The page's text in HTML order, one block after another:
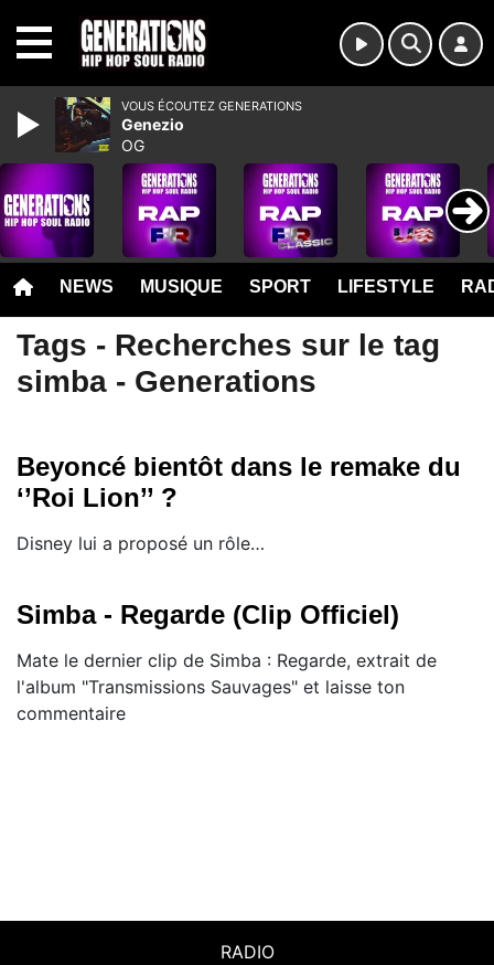
NEWS MUSIQUE SPORT LIFESTYLE
Tags - Recherches sur le tag
simba - Generations
Beyoncé bientôt dans le remake du
‘’Roi Lion’’ ?
​Disney lui a proposé un rôle…
Simba - Regarde (Clip Officiel)
Mate le dernier clip de Simba : Regarde, extrait de
l'album "Transmissions Sauvages" et laisse ton
commentaire
RADIO
VOUS ÉCOUTEZ GENERATIONS
Genezio
OG